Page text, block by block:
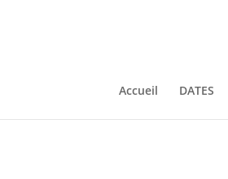
Accueil DATES